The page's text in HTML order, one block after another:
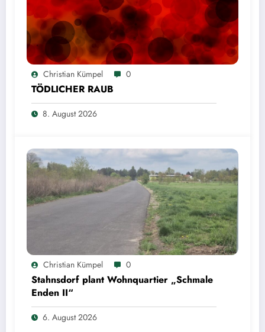
Christian Kümpel 0
TÖDLICHER RAUB
8. August 2026
Christian Kümpel 0
Stahnsdorf plant Wohnquartier „Schmale
Enden II“
6. August 2026